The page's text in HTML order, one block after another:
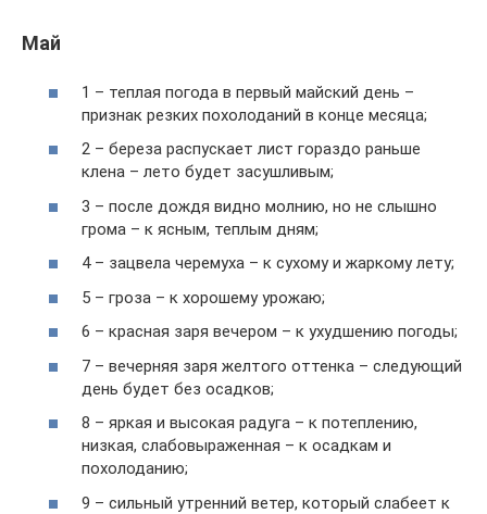
Май
1 – теплая погода в первый майский день –
признак резких похолоданий в конце месяца;
2 – береза распускает лист гораздо раньше
клена – лето будет засушливым;
3 – после дождя видно молнию, но не слышно
грома – к ясным, теплым дням;
4 – зацвела черемуха – к сухому и жаркому лету;
5 – гроза – к хорошему урожаю;
6 – красная заря вечером – к ухудшению погоды;
7 – вечерняя заря желтого оттенка – следующий
день будет без осадков;
8 – яркая и высокая радуга – к потеплению,
низкая, слабовыраженная – к осадкам и
похолоданию;
9 – сильный утренний ветер, который слабеет к